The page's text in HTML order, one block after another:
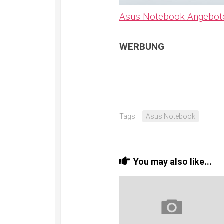
Asus Notebook
WERBUNG
Tags: Asus Notebook
You may also like...